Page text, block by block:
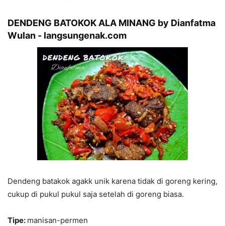
DENDENG BATOKOK ALA MINANG by Dianfatma
Wulan - langsungenak.com
Dendeng batakok agakk unik karena tidak di goreng kering,
cukup di pukul pukul saja setelah di goreng biasa.
Tipe: manisan-permen